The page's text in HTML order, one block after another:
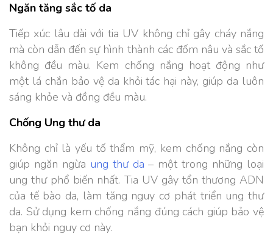
Ngăn tăng sắc tố da
Tiếp xúc lâu dài với tia UV không chỉ gây cháy nắng
mà còn dẫn đến sự hình thành các đốm nâu và sắc tố
không đều màu. Kem chống nắng hoạt động như
một lá chắn bảo vệ da khỏi tác hại này, giúp da luôn
sáng khỏe và đồng đều màu.
Chống Ung thư da
Không chỉ là yếu tố thẩm mỹ, kem chống nắng còn
giúp ngăn ngừa ung thư da – một trong những loại
ung thư phổ biến nhất. Tia UV gây tổn thương ADN
của tế bào da, làm tăng nguy cơ phát triển ung thư
da. Sử dụng kem chống nắng đúng cách giúp bảo vệ
bạn khỏi nguy cơ này.